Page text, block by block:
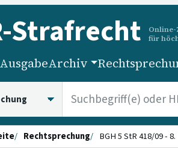
-Strafrecht
für
Archiv
Rechtsprechung BGH 5 StR 418/09 -